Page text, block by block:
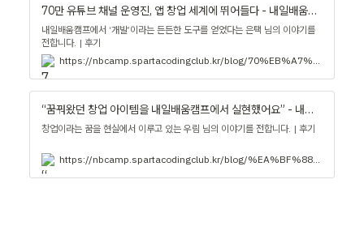
70만 유튜브 채널 운영진, 앱 창업 세계에 뛰어들다 - 내일배움캠프 블로그
내일배움캠프에서 ‘개발’이라는 든든한 도구를 얻었다는 은택 님의 이야기를
전합니다. | 후기
“꿈꿔왔던 창업 아이템을 내일배움캠프에서 실현했어요” - 내일배움캠프 블로그
창업이라는 꿈을 현실에서 이루고 있는 우림 님의 이야기를 전합니다. | 후기